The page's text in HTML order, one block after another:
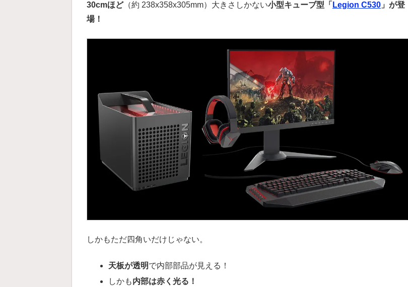
30cmほど（約 238x358x305mm）大きさしかない小型キューブ型「 Legion C530 」が登
場！
しかもただ四角いだけじゃない。
天板が透明で内部部品が見える！
しかも内部は赤く光る！